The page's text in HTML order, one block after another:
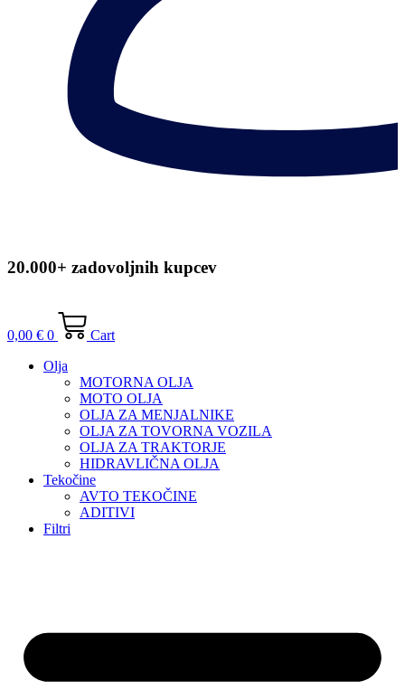
20.000+ zadovoljnih kupcev
0,00 € 0
Cart
Olja
MOTORNA OLJA
MOTO OLJA
OLJA ZA MENJALNIKE
OLJA ZA TOVORNA VOZILA
OLJA ZA TRAKTORJE
HIDRAVLIČNA OLJA
Tekočine
AVTO TEKOČINE
ADITIVI
Filtri